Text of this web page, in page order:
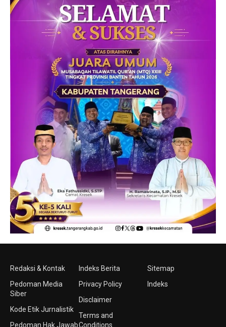
Redaksi & Kontak
Pedoman Media
Siber
Kode Etik Jurnalistik
Pedoman Hak Jawab
Indeks Berita
Privacy Policy
Disclaimer
Terms and
Conditions
Sitemap
Indeks